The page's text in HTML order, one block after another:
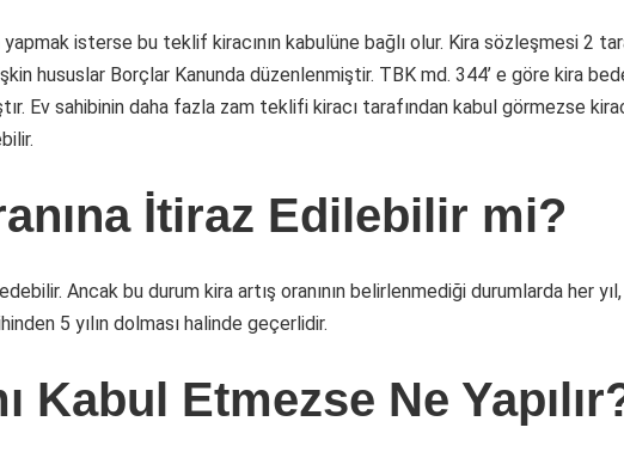
isterse bu teklif kiracının kabulüne bağlı olur. Kira sözleşmesi 2
hususlar Borçlar Kanunda düzenlenmiştir. TBK md. 344’ e göre kira
Ev sahibinin daha fazla zam teklifi kiracı tarafından kabul görmezse
İtiraz Edilebilir mi?
Ancak bu durum kira artış oranının belirlenmediği durumlarda her
5 yılın dolması halinde geçerlidir.
Kabul Etmezse Ne